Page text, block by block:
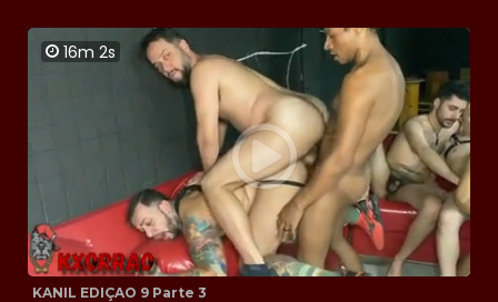
16m 2s
KANIL EDIÇAO 9 Parte 3